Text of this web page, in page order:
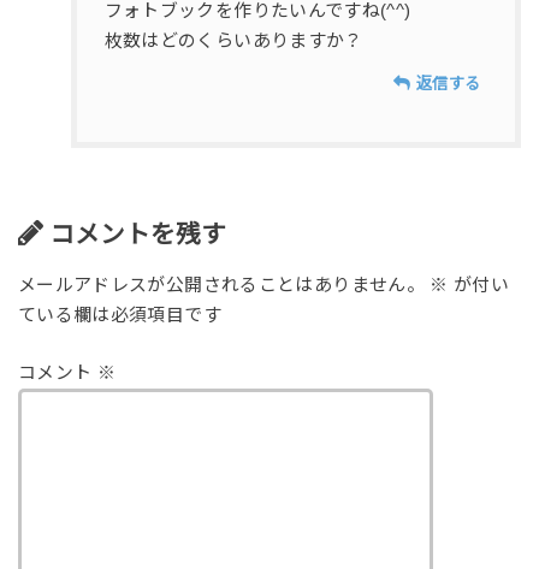
フォトブックを作りたいんですね(^^)
枚数はどのくらいありますか？
返信する
コメントを残す
メールアドレスが公開されることはありません。 ※ が付い
ている欄は必須項目です
コメント ※